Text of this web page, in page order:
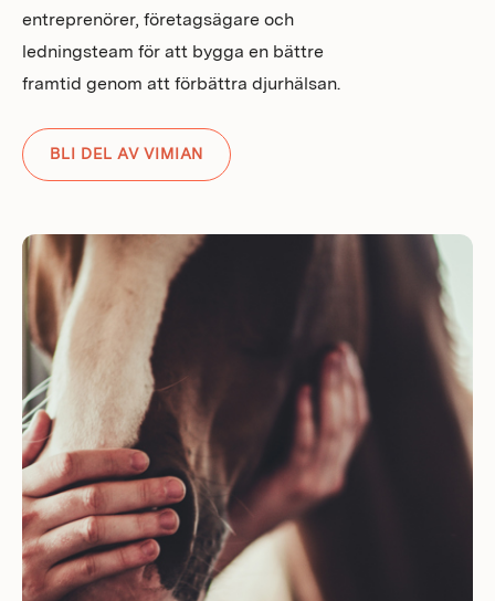
entreprenörer, företagsägare och
ledningsteam för att bygga en bättre
framtid genom att förbättra djurhälsan.
BLI DEL AV VIMIAN